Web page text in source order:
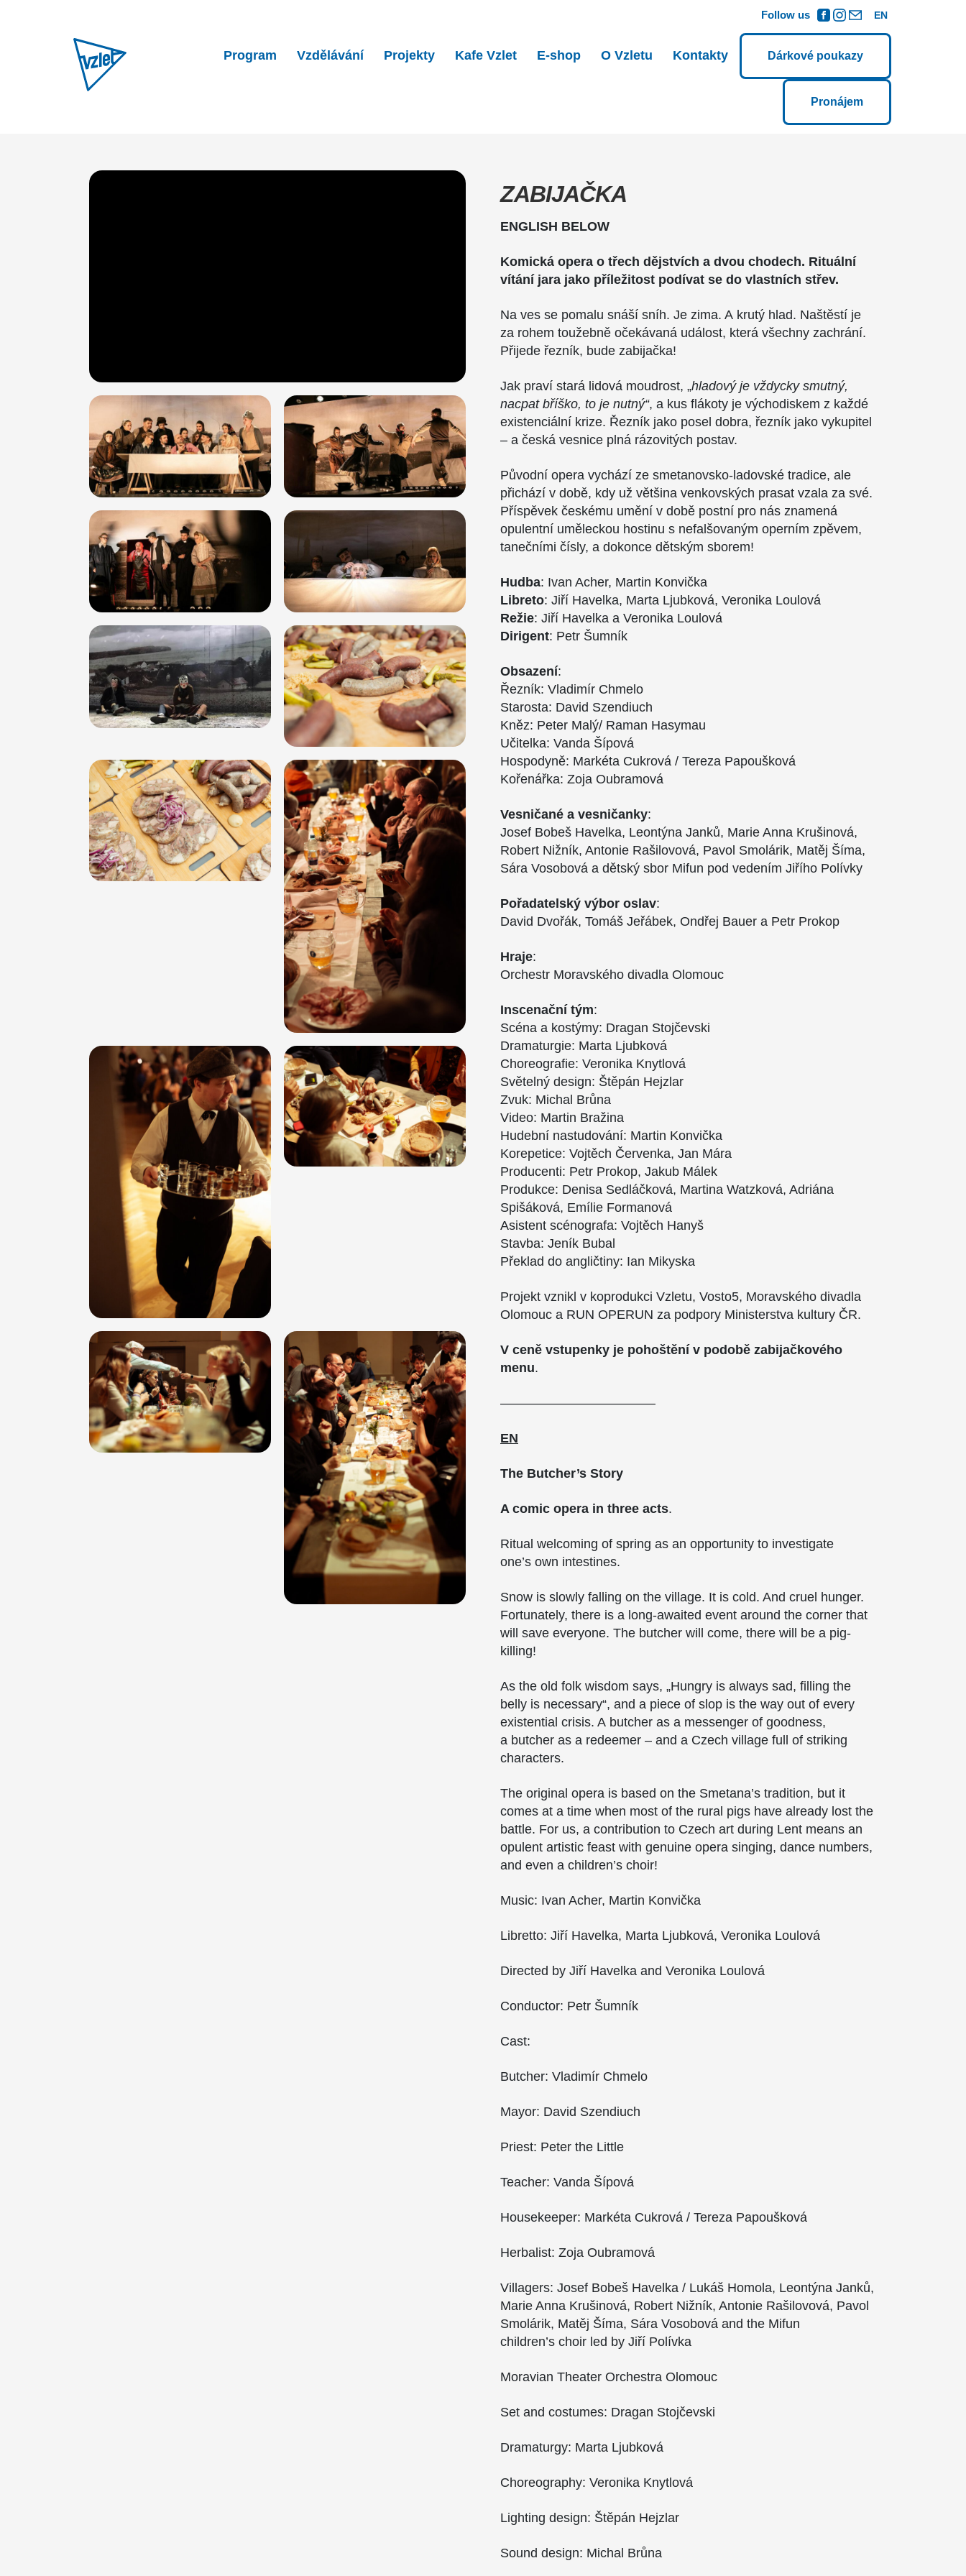
Follow us EN
Program Vzdělávání Projekty Kafe Vzlet E-shop O Vzletu Kontakty Dárkové poukazy
Pronájem
ZABIJAČKA
ENGLISH BELOW
Komická opera o třech dějstvích a dvou chodech. Rituální
vítání jara jako příležitost podívat se do vlastních střev.
Na ves se pomalu snáší sníh. Je zima. A krutý hlad. Naštěstí je
za rohem toužebně očekávaná událost, která všechny zachrání.
Přijede řezník, bude zabijačka!
Jak praví stará lidová moudrost, „hladový je vždycky smutný,
nacpat bříško, to je nutný“, a kus flákoty je východiskem z každé
existenciální krize. Řezník jako posel dobra, řezník jako vykupitel
– a česká vesnice plná rázovitých postav.
Původní opera vychází ze smetanovsko-ladovské tradice, ale
přichází v době, kdy už většina venkovských prasat vzala za své.
Příspěvek českému umění v době postní pro nás znamená
opulentní uměleckou hostinu s nefalšovaným operním zpěvem,
tanečními čísly, a dokonce dětským sborem!
Hudba: Ivan Acher, Martin Konvička
Libreto: Jiří Havelka, Marta Ljubková, Veronika Loulová
Režie: Jiří Havelka a Veronika Loulová
Dirigent: Petr Šumník
Obsazení:
Řezník: Vladimír Chmelo
Starosta: David Szendiuch
Kněz: Peter Malý/ Raman Hasymau
Učitelka: Vanda Šípová
Hospodyně: Markéta Cukrová / Tereza Papoušková
Kořenářka: Zoja Oubramová
Vesničané a vesničanky:
Josef Bobeš Havelka, Leontýna Janků, Marie Anna Krušinová,
Robert Nižník, Antonie Rašilovová, Pavol Smolárik, Matěj Šíma,
Sára Vosobová a dětský sbor Mifun pod vedením Jiřího Polívky
Pořadatelský výbor oslav:
David Dvořák, Tomáš Jeřábek, Ondřej Bauer a Petr Prokop
Hraje:
Orchestr Moravského divadla Olomouc
Inscenační tým:
Scéna a kostýmy: Dragan Stojčevski
Dramaturgie: Marta Ljubková
Choreografie: Veronika Knytlová
Světelný design: Štěpán Hejzlar
Zvuk: Michal Brůna
Video: Martin Bražina
Hudební nastudování: Martin Konvička
Korepetice: Vojtěch Červenka, Jan Mára
Producenti: Petr Prokop, Jakub Málek
Produkce: Denisa Sedláčková, Martina Watzková, Adriána
Spišáková, Emílie Formanová
Asistent scénografa: Vojtěch Hanyš
Stavba: Jeník Bubal
Překlad do angličtiny: Ian Mikyska
Projekt vznikl v koprodukci Vzletu, Vosto5, Moravského divadla
Olomouc a RUN OPERUN za podpory Ministerstva kultury ČR.
V ceně vstupenky je pohoštění v podobě zabijačkového
menu.
————————————
EN
The Butcher’s Story
A comic opera in three acts.
Ritual welcoming of spring as an opportunity to investigate
one’s own intestines.
Snow is slowly falling on the village. It is cold. And cruel hunger.
Fortunately, there is a long-awaited event around the corner that
will save everyone. The butcher will come, there will be a pig-
killing!
As the old folk wisdom says, „Hungry is always sad, filling the
belly is necessary“, and a piece of slop is the way out of every
existential crisis. A butcher as a messenger of goodness,
a butcher as a redeemer – and a Czech village full of striking
characters.
The original opera is based on the Smetana’s tradition, but it
comes at a time when most of the rural pigs have already lost the
battle. For us, a contribution to Czech art during Lent means an
opulent artistic feast with genuine opera singing, dance numbers,
and even a children’s choir!
Music: Ivan Acher, Martin Konvička
Libretto: Jiří Havelka, Marta Ljubková, Veronika Loulová
Directed by Jiří Havelka and Veronika Loulová
Conductor: Petr Šumník
Cast:
Butcher: Vladimír Chmelo
Mayor: David Szendiuch
Priest: Peter the Little
Teacher: Vanda Šípová
Housekeeper: Markéta Cukrová / Tereza Papoušková
Herbalist: Zoja Oubramová
Villagers: Josef Bobeš Havelka / Lukáš Homola, Leontýna Janků,
Marie Anna Krušinová, Robert Nižník, Antonie Rašilovová, Pavol
Smolárik, Matěj Šíma, Sára Vosobová and the Mifun
children’s choir led by Jiří Polívka
Moravian Theater Orchestra Olomouc
Set and costumes: Dragan Stojčevski
Dramaturgy: Marta Ljubková
Choreography: Veronika Knytlová
Lighting design: Štěpán Hejzlar
Sound design: Michal Brůna